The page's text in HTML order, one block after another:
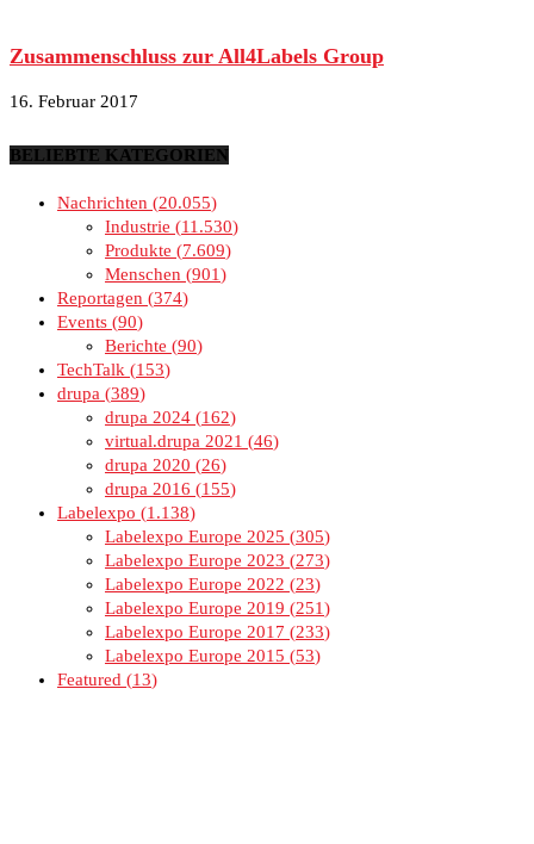
Zusammenschluss zur All4Labels Group
16. Februar 2017
BELIEBTE KATEGORIEN
Nachrichten
20.055
Industrie
11.530
Produkte
7.609
Menschen
901
Reportagen
374
Events 90
Berichte
90
TechTalk
153
drupa
389
drupa 2024
162
virtual.drupa 2021
46
drupa 2020
26
drupa 2016
155
Labelexpo
1.138
Labelexpo Europe 2025
305
Labelexpo Europe 2023
273
Labelexpo Europe 2022
23
Labelexpo Europe 2019
251
Labelexpo Europe 2017
233
Labelexpo Europe 2015
53
Featured
13